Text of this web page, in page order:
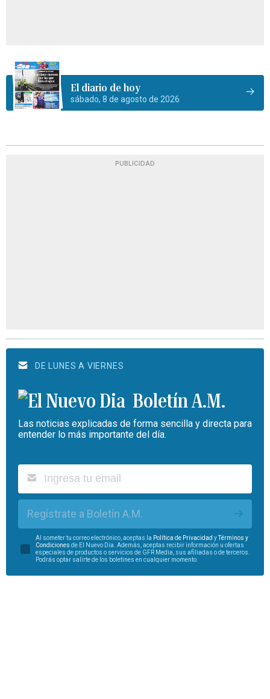
El diario de hoy
sábado, 8 de agosto de 2026
PUBLICIDAD
DE LUNES A VIERNES
Boletín A.M.
Las noticias explicadas de forma sencilla y directa para
entender lo más importante del día.
Regístrate a Boletín A.M.
Al someter tu correo electrónico, aceptas la Política de Privacidad yTérminos y
Condiciones de El Nuevo Día. Además, aceptas recibir información u ofertas
especiales de productos o servicios de GFR Media, sus afiliadas o de terceros.
Podrás optar salirte de los boletines en cualquier momento.